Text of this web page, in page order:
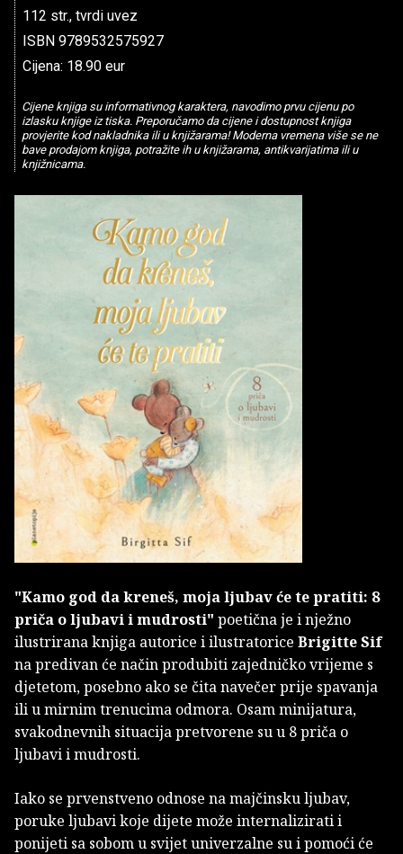
112 str., tvrdi uvez
ISBN 9789532575927
Cijena: 18.90 eur
Cijene knjiga su informativnog karaktera, navodimo prvu cijenu po
izlasku knjige iz tiska. Preporučamo da cijene i dostupnost knjiga
provjerite kod nakladnika ili u knjižarama! Moderna vremena više se ne
bave prodajom knjiga, potražite ih u knjižarama, antikvarijatima ili u
knjižnicama.
"Kamo god da kreneš, moja ljubav će te pratiti: 8
priča o ljubavi i mudrosti" poetična je i nježno
ilustrirana knjiga autorice i ilustratorice Brigitte Sif
na predivan će način produbiti zajedničko vrijeme s
djetetom, posebno ako se čita navečer prije spavanja
ili u mirnim trenucima odmora. Osam minijatura,
svakodnevnih situacija pretvorene su u 8 priča o
ljubavi i mudrosti.
Iako se prvenstveno odnose na majčinsku ljubav,
poruke ljubavi koje dijete može internalizirati i
ponijeti sa sobom u svijet univerzalne su i pomoći će